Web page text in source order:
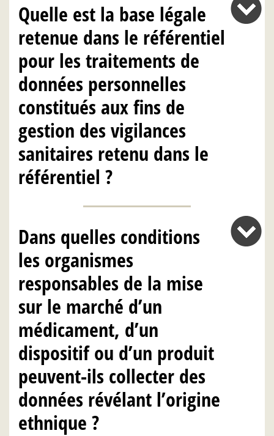
Quelle est la base légale
retenue dans le référentiel
pour les traitements de
données personnelles
constitués aux fins de
gestion des vigilances
sanitaires retenu dans le
référentiel ?
Dans quelles conditions
les organismes
responsables de la mise
sur le marché d’un
médicament, d’un
dispositif ou d’un produit
peuvent-ils collecter des
données révélant l’origine
ethnique ?